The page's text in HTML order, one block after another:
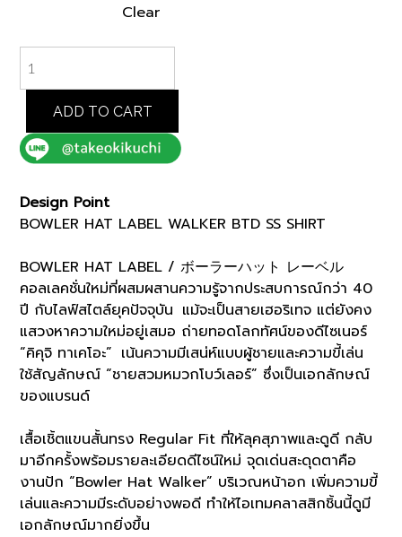
Clear
HAT
LABEL
WALKER
BTD
SS
SHIRT
*ECS
quantity
ADD TO CART
Design Point
BOWLER HAT LABEL WALKER BTD SS SHIRT
BOWLER HAT LABEL / ボーラーハット レーベル
คอลเลคชั่นใหม่ที่ผสมผสานความรู้จากประสบการณ์กว่า 40
ปี กับไลฟ์สไตล์ยุคปัจจุบัน แม้จะเป็นสายเฮอริเทจ แต่ยังคง
แสวงหาความใหม่อยู่เสมอ ถ่ายทอดโลกทัศน์ของดีไซเนอร์
“คิคุจิ ทาเคโอะ” เน้นความมีเสน่ห์แบบผู้ชายและความขี้เล่น
ใช้สัญลักษณ์ “ชายสวมหมวกโบว์เลอร์” ซึ่งเป็นเอกลักษณ์
ของแบรนด์
เสื้อเชิ้ตแขนสั้นทรง Regular Fit ที่ให้ลุคสุภาพและดูดี กลับ
มาอีกครั้งพร้อมรายละเอียดดีไซน์ใหม่ จุดเด่นสะดุดตาคือ
งานปัก “Bowler Hat Walker” บริเวณหน้าอก เพิ่มความขี้
เล่นและความมีระดับอย่างพอดี ทำให้ไอเทมคลาสสิกชิ้นนี้ดูมี
เอกลักษณ์มากยิ่งขึ้น